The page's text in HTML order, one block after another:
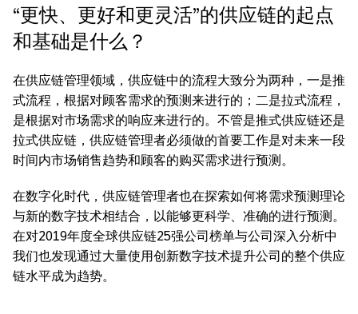
“更快、更好和更灵活”的供应链的起点
和基础是什么？
在供应链管理领域，供应链中的流程大致分为两种，一是推
式流程，根据对顾客需求的预测来进行的；二是拉式流程，
是根据对市场需求的响应来进行的。不管是推式供应链还是
拉式供应链，供应链管理者必须做的首要工作是对未来一段
时间内市场销售趋势和顾客的购买需求进行预测。
在数字化时代，供应链管理者也在探索如何将需求预测理论
与新的数字技术相结合，以能够更科学、准确的进行预测。
在对2019年度全球供应链25强公司榜单与公司深入分析中
我们也发现通过大量使用创新数字技术提升公司的整个供应
链水平成为趋势。